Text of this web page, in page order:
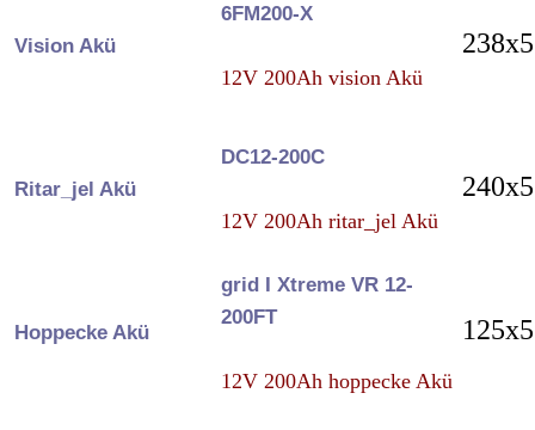
Vision Akü
6FM200-X
12V 200Ah vision Akü
Ritar_jel Akü
DC12-200C
12V 200Ah ritar_jel Akü
Hoppecke Akü
grid I Xtreme VR 12-
200FT
12V 200Ah hoppecke Akü